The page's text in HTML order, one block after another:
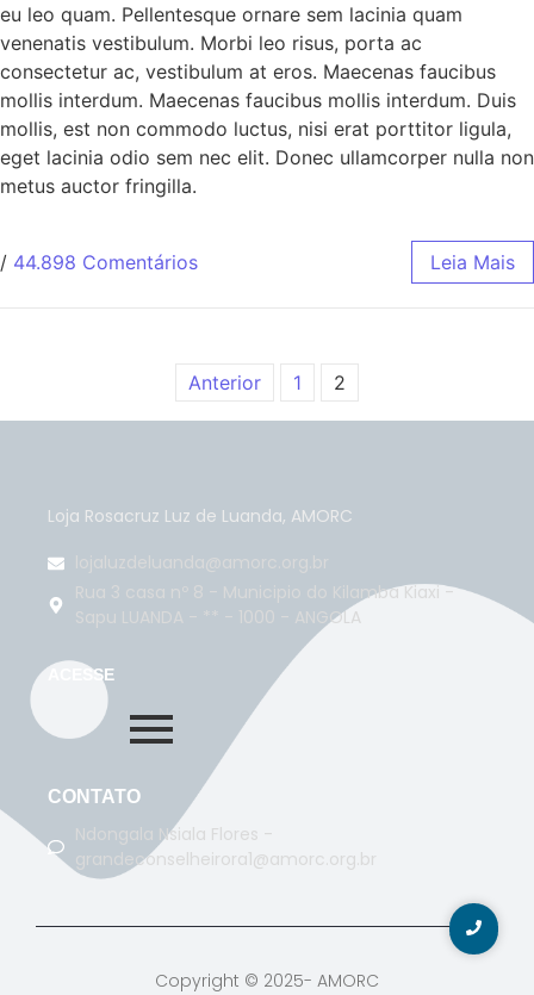
eu leo quam. Pellentesque ornare sem lacinia quam
venenatis vestibulum. Morbi leo risus, porta ac
consectetur ac, vestibulum at eros. Maecenas faucibus
mollis interdum. Maecenas faucibus mollis interdum. Duis
mollis, est non commodo luctus, nisi erat porttitor ligula,
eget lacinia odio sem nec elit. Donec ullamcorper nulla non
metus auctor fringilla.
/ 44.898 Comentários Leia Mais
Anterior 1 2
Loja Rosacruz Luz de Luanda, AMORC
lojaluzdeluanda@amorc.org.br
Rua 3 casa nº 8 - Municipio do Kilamba Kiaxi -
Sapu LUANDA - ** - 1000 - ANGOLA
ACESSE
CONTATO
Ndongala Nsiala Flores -
grandeconselheirora1@amorc.org.br
Copyright © 2025- AMORC